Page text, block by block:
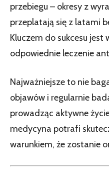
przebiegu – okresy z
przeplatają się z latami
Kluczem do sukcesu jest
odpowiednie leczenie
Najważniejsze to nie
objawów i regularnie
prowadząc aktywne
medycyna potrafi
warunkiem, że zostanie